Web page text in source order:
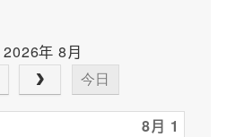
2026年 8月
今日
8月 1